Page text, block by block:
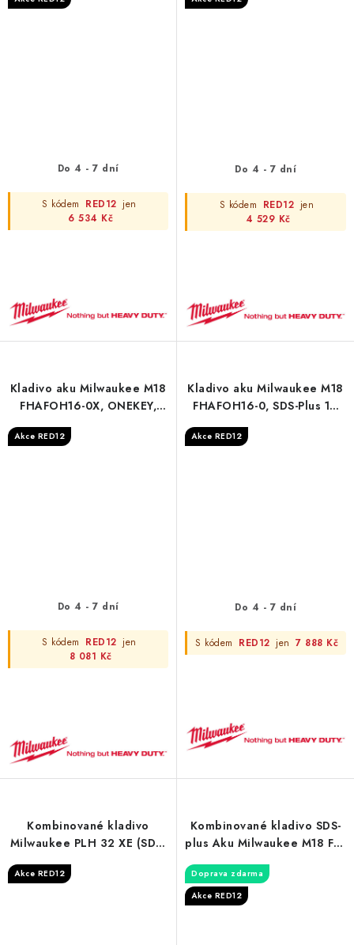
Do 4 - 7 dní
S kódem RED12 jen
6 534 Kč
Do 4 - 7 dní
S kódem RED12 jen
4 529 Kč
Kladivo aku Milwaukee M18
FHAFOH16-0X, ONEKEY,
SDS-Plus 16 mm
Akce RED12
Do 4 - 7 dní
S kódem RED12 jen
8 081 Kč
Kladivo aku Milwaukee M18
FHAFOH16-0, SDS-Plus 16
mm, s integrovaným
odsáváním prachu
Akce RED12
Do 4 - 7 dní
S kódem RED12 jen 7 888 Kč
Kombinované kladivo
Milwaukee PLH 32 XE (SDS-
Akce RED12
Kombinované kladivo SDS-
plus Aku Milwaukee M18 FH-
Doprava zdarma
Akce RED12